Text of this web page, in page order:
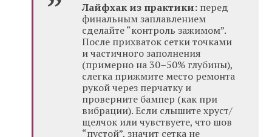
Лайфхак из практики: перед
финальным заплавлением
сделайте “контроль зажимом”.
После прихваток сетки точками
и частичного заполнения
(примерно на 30–50% глубины),
слегка прижмите место ремонта
рукой через перчатку и
проверните бампер (как при
вибрации). Если слышите хруст/
щелчок или чувствуете, что шов
“пустой”, значит сетка не